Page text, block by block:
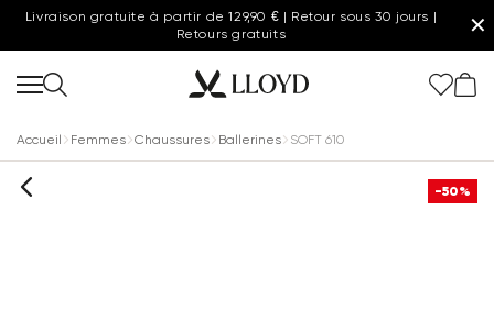
Livraison gratuite à partir de 129,90 € | Retour sous 30 jours |
Retours gratuits
✕
Accueil Femmes Chaussures Ballerines SOFT 610
-50%